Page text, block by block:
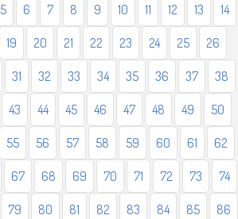
5 6 7 8 9 10 11 12 13 14
19 20 21 22 23 24 25 26
31 32 33 34 35 36 37 38
43 44 45 46 47 48 49 50
55 56 57 58 59 60 61 62
67 68 69 70 71 72 73 74
79 80 81 82 83 84 85 86